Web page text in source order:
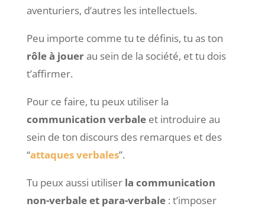
aventuriers, d’autres les intellectuels.
Peu importe comme tu te définis, tu as ton
rôle à jouerau sein de la société, et tu dois
t’affirmer.
Pour ce faire, tu peux utiliser la
communication verbaleet introduire au
sein de ton discours des remarques et des
“attaques verbales”.
Tu peux aussi utiliser la communication
non-verbale et para-verbale: t’imposer